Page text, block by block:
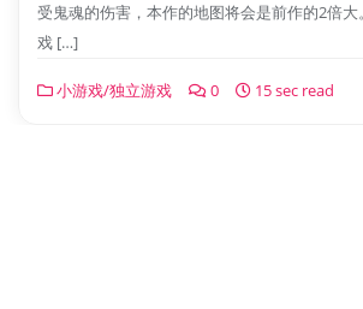
受鬼魂的伤害，本作的地图将会是前作的2倍
戏 […]
小游戏/独立游戏 0 15 sec read